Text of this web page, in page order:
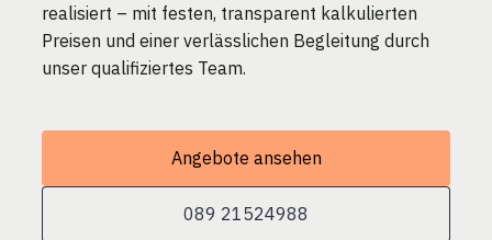
realisiert – mit festen, transparent kalkulierten
Preisen und einer verlässlichen Begleitung durch
unser qualifiziertes Team.
Angebote ansehen
089 21524988